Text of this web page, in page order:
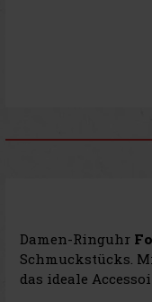
Damen-Ringuhr
Schmuckstücks.
das ideale